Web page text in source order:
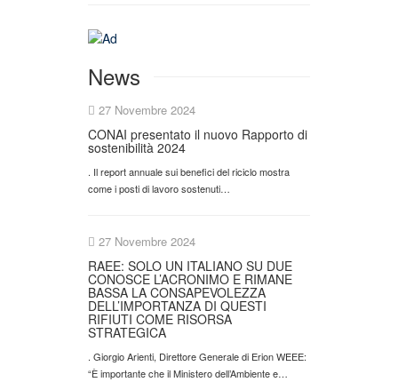
News
27 Novembre 2024
CONAI presentato il nuovo Rapporto di
sostenibilità 2024
. Il report annuale sui benefici del riciclo mostra
come i posti di lavoro sostenuti…
27 Novembre 2024
RAEE: SOLO UN ITALIANO SU DUE
CONOSCE L’ACRONIMO E RIMANE
BASSA LA CONSAPEVOLEZZA
DELL’IMPORTANZA DI QUESTI
RIFIUTI COME RISORSA
STRATEGICA
. Giorgio Arienti, Direttore Generale di Erion WEEE:
“È importante che il Ministero dell’Ambiente e…